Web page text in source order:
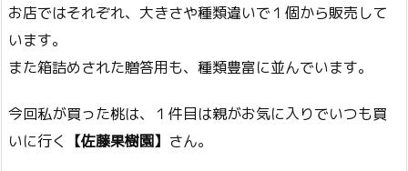
お店ではそれぞれ、大きさや種類違いで１個から販売して
います。
また箱詰めされた贈答用も、種類豊富に並んでいます。
今回私が買った桃は、１件目は親がお気に入りでいつも買
いに行く
【佐藤果樹園】 さん。